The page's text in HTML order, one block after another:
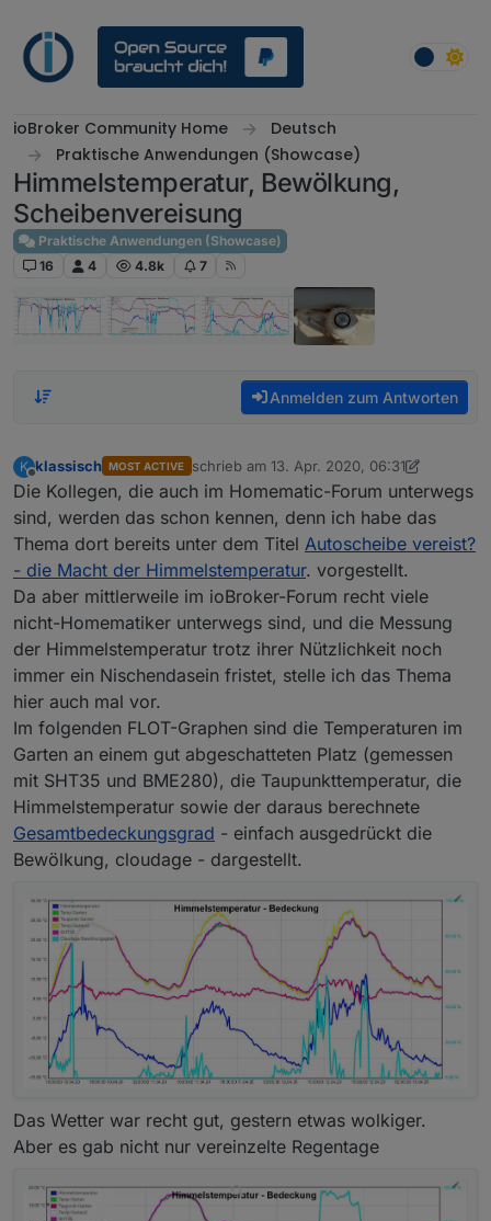
ioBroker Community Home
Deutsch
Praktische Anwendungen (Showcase)
Himmelstemperatur, Bewölkung,
Scheibenvereisung
Praktische Anwendungen (Showcase)
16
4 4.8k 7
Anmelden zum Antworten
K
Offline
klassisch MOST ACTIVE schrieb am 13. Apr. 2020, 06:31
zuletzt editiert von klassisch
Die Kollegen, die auch im Homematic-Forum unterwegs
sind, werden das schon kennen, denn ich habe das
Thema dort bereits unter dem Titel Autoscheibe vereist?
- die Macht der Himmelstemperatur. vorgestellt.
Da aber mittlerweile im ioBroker-Forum recht viele
nicht-Homematiker unterwegs sind, und die Messung
der Himmelstemperatur trotz ihrer Nützlichkeit noch
immer ein Nischendasein fristet, stelle ich das Thema
hier auch mal vor.
Im folgenden FLOT-Graphen sind die Temperaturen im
Garten an einem gut abgeschatteten Platz (gemessen
mit SHT35 und BME280), die Taupunkttemperatur, die
Himmelstemperatur sowie der daraus berechnete
Gesamtbedeckungsgrad - einfach ausgedrückt die
Bewölkung, cloudage - dargestellt.
Das Wetter war recht gut, gestern etwas wolkiger.
Aber es gab nicht nur vereinzelte Regentage